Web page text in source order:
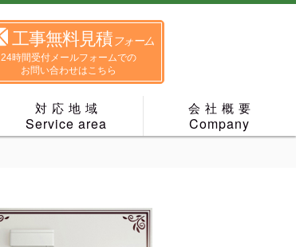
工事無料見積フォーム
24時間受付メールフォームでの
お問い合わせはこちら
対 応 地 域
Service area
会 社 概 要
Company